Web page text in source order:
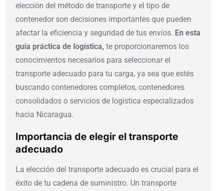
elección del método de transporte y el tipo de
contenedor son decisiones importantes que pueden
afectar la eficiencia y seguridad de tus envíos. En esta
guía práctica de logística, te proporcionaremos los
conocimientos necesarios para seleccionar el
transporte adecuado para tu carga, ya sea que estés
buscando contenedores completos, contenedores
consolidados o servicios de logística especializados
hacia Nicaragua.
Importancia de elegir el transporte
adecuado
La elección del transporte adecuado es crucial para el
éxito de tu cadena de suministro. Un transporte